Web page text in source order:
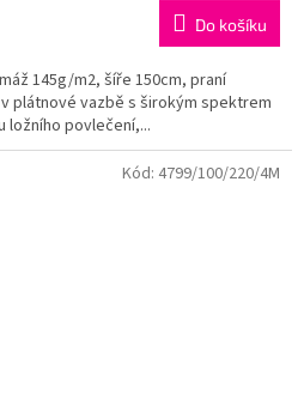
Do košíku
145g/m2, šíře 150cm, praní
plátnové vazbě s širokým spektrem
ložního povlečení,...
Kód: 4799/100/220/4M